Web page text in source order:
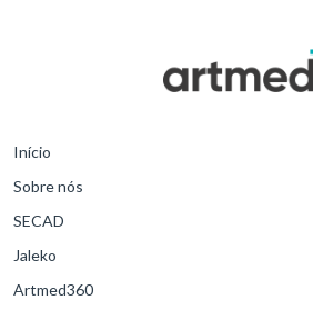
Início
Sobre nós
SECAD
Jaleko
Artmed360